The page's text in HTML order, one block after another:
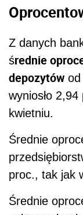
Z danych
średnie
depozytów
wyniosło
kwietniu.
Średnie
proc., tak jak
Średnie